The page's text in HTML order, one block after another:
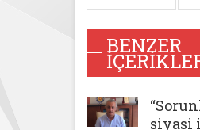
BENZER
siyasi